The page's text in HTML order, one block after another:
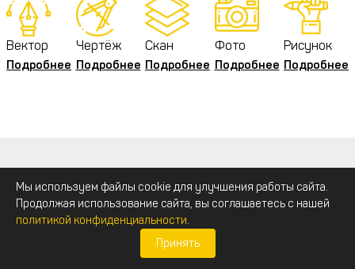
Вектор
Подробнее
Чертёж
Подробнее
Скан
Подробнее
Фото
Подробнее
Рисунок
Подробнее
Закажите фрезеровку пвх
Проконсультируем по всем вопросам и поможем
подобрать наиболее подходящий вариант.
Мы используем файлы cookie для улучшения работы сайта.
Продолжая использование сайта, вы соглашаетесь с нашей
политикой конфиденциальности.
Принять